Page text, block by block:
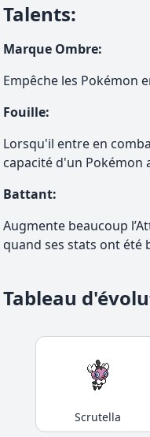
Talents:
Marque Ombre:
Empêche les Pokémon
Fouille:
Lorsqu'il entre en
capacité d'un Pokémon
Battant:
Augmente beaucoup
quand ses stats ont été
Tableau
Scrutella